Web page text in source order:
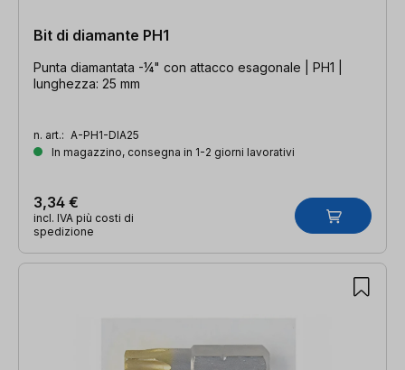
Bit di diamante PH1
Punta diamantata -¼" con attacco esagonale | PH1 |
lunghezza: 25 mm
n. art.: A-PH1-DIA25
In magazzino, consegna in 1-2 giorni lavorativi
3,34 €
incl. IVA più costi di
spedizione